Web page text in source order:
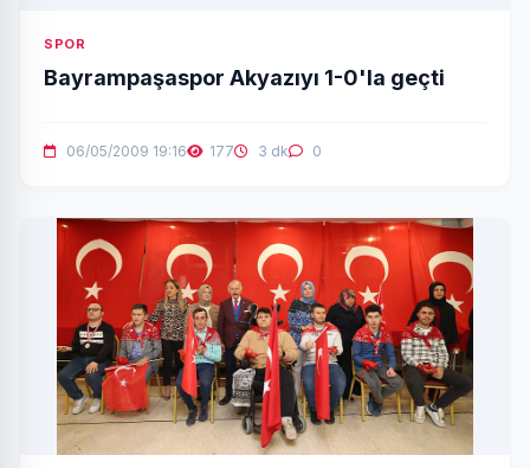
SPOR
Bayrampaşaspor Akyazıyı 1-0'la geçti
06/05/2009 19:16 177 3 dk 0